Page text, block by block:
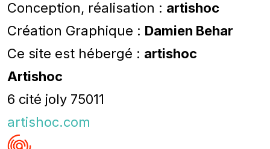
Conception, réalisation : artishoc
Création Graphique : Damien Behar
Ce site est hébergé : artishoc
Artishoc
6 cité joly 75011
artishoc.com